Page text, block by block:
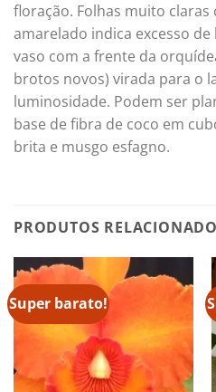
floração. Folhas muito claras
amarelado indica excesso
vaso com a frente da
brotos novos) virada para o
luminosidade. Podem ser
base de fibra de coco em
brita e musgo esfagno.
PRODUTOS
Super barato!